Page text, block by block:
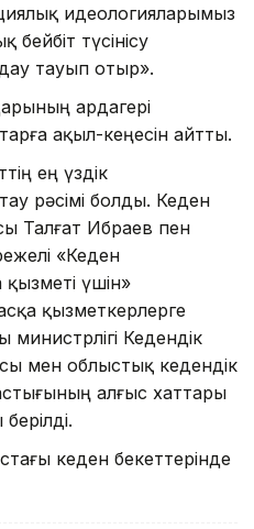
идеологияларымыз
түсінісу
тауып отыр».
ардагері
ақыл-кеңесін айтты.
ең үздік
рәсімі болды. Кеден
Талғат Ибраев пен
«Кеден
үшін»
қызметкерлерге
министрлігі Кедендік
мен облыстық кедендік
алғыс хаттары
кеден бекеттерінде